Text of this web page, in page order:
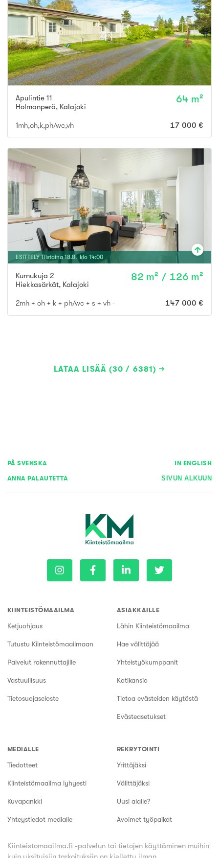
Apulintie 11
Holmanperä, Kalajoki
64 m²
1mh,oh,k,ph/wc,vh 17 000 €
ESITTELY Tiistaina 18.8. klo 14:00
Kurnukuja 2
Hiekkasärkät, Kalajoki
82 m² / 126 m²
2mh + oh + k + ph/wc + s + vh + wc 147 000 €
LATAA LISÄÄ (30 / 6381)
PÅ SVENSKA IN ENGLISH
ANNA PALAUTETTA SIVUN ALKUUN
KIINTEISTÖMAAILMA
Ketjuohjaus
Tutustu Kiinteistömaailmaan
Palvelut rakennuttajille
Vastuullisuus
Tietosuojaseloste
ASIAKKAILLE
Lähin Kiinteistömaailma
Hae välittäjää
Yhteistyökumppanit
Kotikansio
Tietoa evästeiden käytöstä
Evästeasetukset
MEDIALLE
Tiedotteet
Kiinteistömaailma lyhyesti
Kuvapankki
Yhteystiedot medialle
REKRYTOINTI
Yrittäjäksi
Välittäjäksi
Uusi alalle?
Avoimet työpaikat
Kiinteistomaailma.fi -palvelun tai tietojen käyttäminen muihin